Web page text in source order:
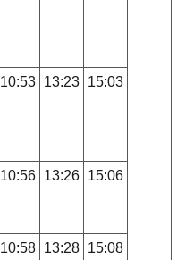
10:53 13:23 15:03
10:56 13:26 15:06
10:58 13:28 15:08